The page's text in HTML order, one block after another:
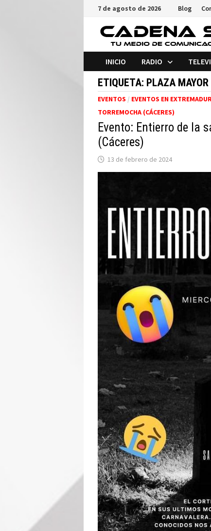
Saltar
contenido
7 de agosto de 2026 Blog
INICIO RADIO
ETIQUETA: PLAZA
EVENTOS / EVENTOS EN
TORREMOCHA (CÁCERES)
Evento: Entierro de la
(Cáceres)
13 de febrero de 2024